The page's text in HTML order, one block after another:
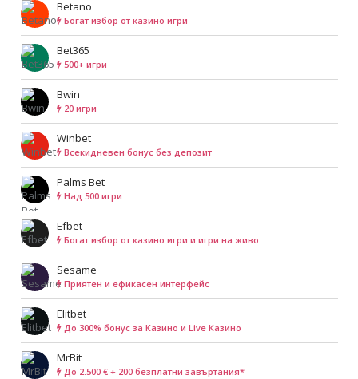
Betano
Богат избор от казино игри
Bet365
500+ игри
Bwin
20 игри
Winbet
Всекидневен бонус без депозит
Palms Bet
Над 500 игри
Efbet
Богат избор от казино игри и игри на живо
Sesame
Приятен и ефикасен интерфейс
Elitbet
До 300% бонус за Казино и Live Казино
MrBit
До 2.500 € + 200 безплатни завъртания*